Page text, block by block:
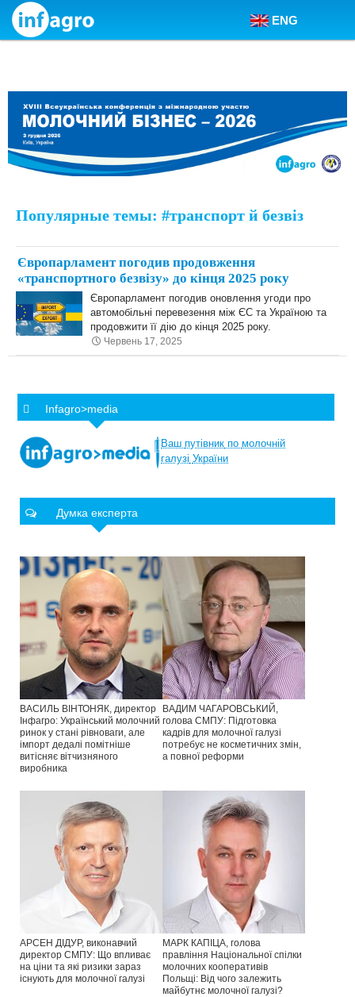
Skip to content
ENG
Популярные темы: #транспорт й безвіз
Європарламент погодив продовження
«транспортного безвізу» до кінця 2025 року
Європарламент погодив оновлення угоди про
автомобільні перевезення між ЄС та Україною та
продовжити її дію до кінця 2025 року.
Червень 17, 2025
Infagro>media
Ваш путівник по молочній
галузі України
Думка експерта
ВАСИЛЬ ВІНТОНЯК, директор
Інфагро: Український молочний
ринок у стані рівноваги, але
імпорт дедалі помітніше
витісняє вітчизняного
виробника
ВАДИМ ЧАГАРОВСЬКИЙ,
голова СМПУ: Підготовка
кадрів для молочної галузі
потребує не косметичних змін,
а повної реформи
АРСЕН ДІДУР, виконавчий
директор СМПУ: Що впливає
на ціни та які ризики зараз
існують для молочної галузі
МАРК КАПІЦА, голова
правління Національної спілки
молочних кооперативів
Польщі: Від чого залежить
майбутнє молочної галузі?